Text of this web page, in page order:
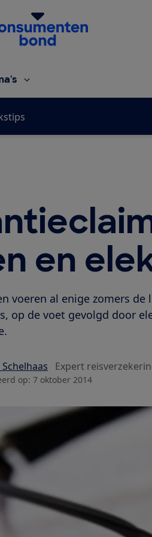
van de Consumentenbond
en
voeren al enige zomers
op de voet gevolgd door
Expert
op: 7 oktober 2014